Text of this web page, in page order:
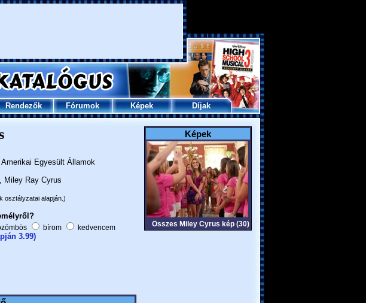
Rendezők Fórumok Képek Díjak
Egyesült Államok
Miley Ray Cyrus
osztályzatai alapján.)
bírom kedvencem
3.99)
Képek
Összes Miley Cyrus kép (30)